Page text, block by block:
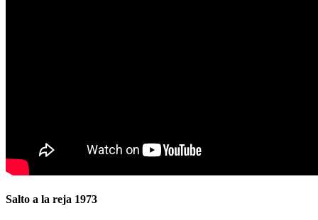
Salto a la reja 1973